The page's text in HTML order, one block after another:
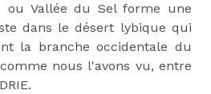
ou Vallée du Sel forme une
dans le désert lybique qui
la branche occidentale du
nous l'avons vu, entre